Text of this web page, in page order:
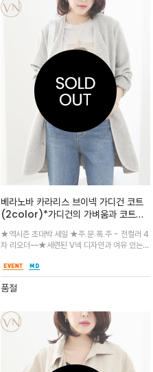
베라노바 카라리스 브이넥 가디건 코트
(2color)*가디건의 가벼움과 코트의
우터
★역시즌 초대박 세일 ★주.문.폭.주 - 전컬러 4
차 리오더~~★세련된 V넥 디자인과 여유 있는
의 섬세한 원형 로고 자수가 은은하고 고급스러
운 포인트가 되어줍니다.일상 속에서 편안하면서
도 세련된 무드를
품절